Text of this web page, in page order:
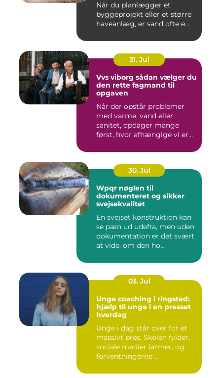
Når du planlægger et
byggeprojekt eller et større
haveanlæg, er sand ofte e...
31. Jul
Vvs viborg sådan vælger du
den rette fagmand til
opgaven
Når der opstår problemer
med varme, vand eller
sanitet, opdager mange
først, hvor afhængige vi er
30. Jul
Wpqr nøglen til
dokumenteret og sikker
svejsekvalitet
En svejset konstruktion kan
se pæn ud udefra, men uden
dokumentation er det svært
at vide, om den ho...
03. Jul
Unge coaching i ringsted:
hjælp til unge i en presset
hverdag
Unge i dag står over for et
massivt pres. Skolen fylder,
sociale medier larmer, og
forventningerne ...